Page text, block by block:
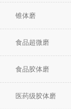
锥体磨
食品超微磨
食品胶体磨
医药级胶体磨